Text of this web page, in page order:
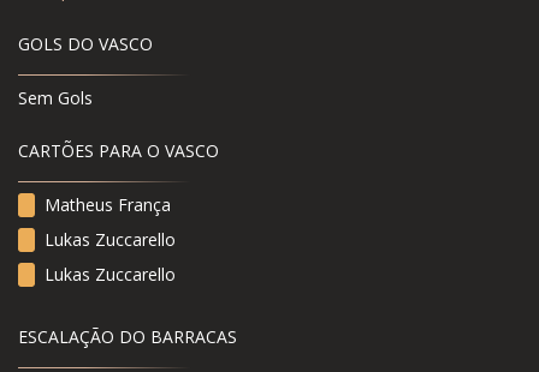
GOLS DO VASCO
Sem Gols
CARTÕES PARA O VASCO
Matheus França
Lukas Zuccarello
Lukas Zuccarello
ESCALAÇÃO DO BARRACAS